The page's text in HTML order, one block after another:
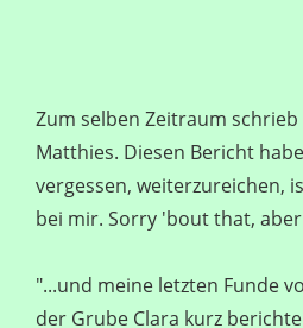
Zum selben Zeitraum
Matthies. Diesen Bericht
vergessen, weiterzureichen,
bei mir. Sorry 'bout that,
"...und meine letzten Funde
der Grube Clara kurz